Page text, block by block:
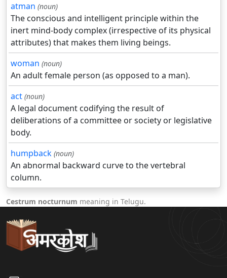
atman (noun)
The conscious and intelligent principle within the
inert mind-body complex (irrespective of its physical
attributes) that makes them living beings.
woman (noun)
An adult female person (as opposed to a man).
act (noun)
A legal document codifying the result of
deliberations of a committee or society or legislative
body.
humpback (noun)
An abnormal backward curve to the vertebral
column.
Cestrum nocturnum meaning in Telugu.